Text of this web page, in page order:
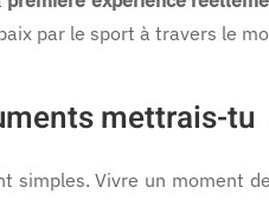
par le sport à travers le
mettrais-tu
simples. Vivre un moment